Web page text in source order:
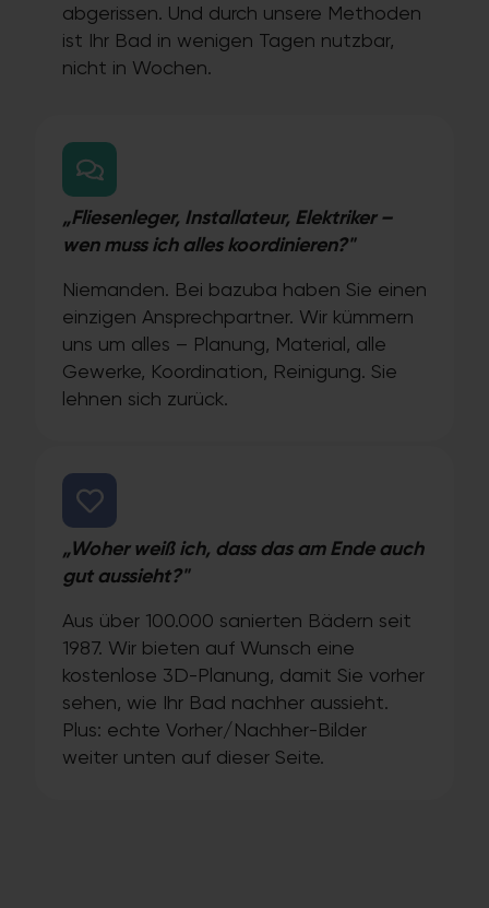
abgerissen. Und durch unsere Methoden
ist Ihr Bad in wenigen Tagen nutzbar,
nicht in Wochen.
„Fliesenleger, Installateur, Elektriker –
wen muss ich alles koordinieren?"
Niemanden. Bei bazuba haben Sie einen
einzigen Ansprechpartner. Wir kümmern
uns um alles – Planung, Material, alle
Gewerke, Koordination, Reinigung. Sie
lehnen sich zurück.
„Woher weiß ich, dass das am Ende auch
gut aussieht?"
Aus über 100.000 sanierten Bädern seit
1987. Wir bieten auf Wunsch eine
kostenlose 3D-Planung, damit Sie vorher
sehen, wie Ihr Bad nachher aussieht.
Plus: echte Vorher/Nachher-Bilder
weiter unten auf dieser Seite.